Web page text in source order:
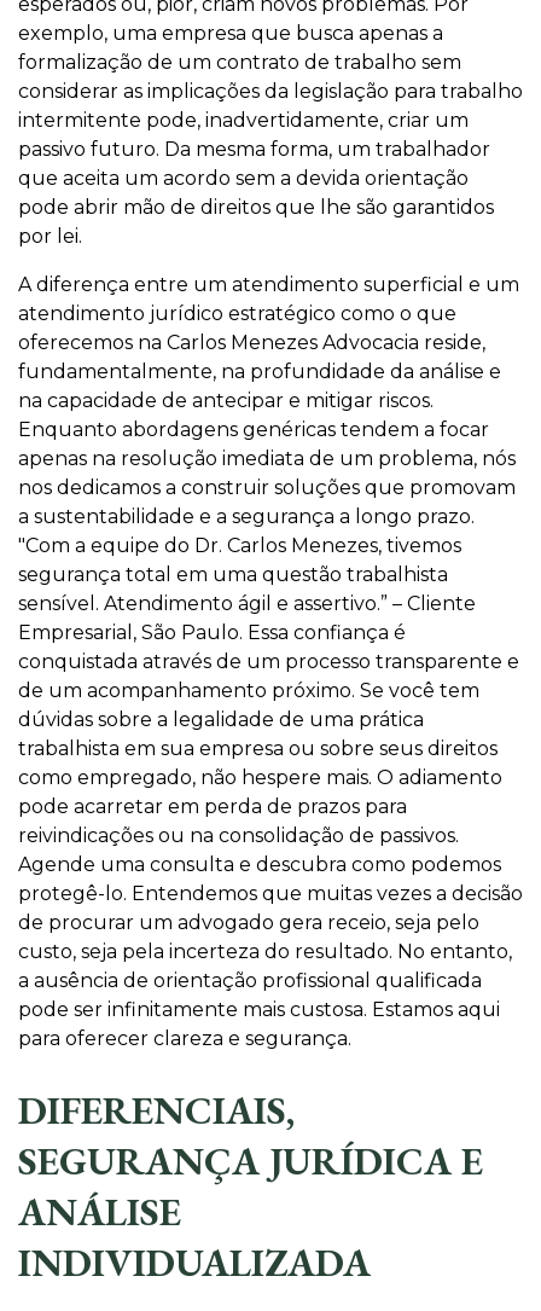
exemplo, uma empresa que busca apenas a
formalização de um contrato de trabalho sem
considerar as implicações da legislação para trabalho
intermitente pode, inadvertidamente, criar um
passivo futuro. Da mesma forma, um trabalhador
que aceita um acordo sem a devida orientação
pode abrir mão de direitos que lhe são garantidos
por lei.
A diferença entre um atendimento superficial e um
atendimento jurídico estratégico como o que
oferecemos na Carlos Menezes Advocacia reside,
fundamentalmente, na profundidade da análise e
na capacidade de antecipar e mitigar riscos.
Enquanto abordagens genéricas tendem a focar
apenas na resolução imediata de um problema, nós
nos dedicamos a construir soluções que promovam
a sustentabilidade e a segurança a longo prazo.
"Com a equipe do Dr. Carlos Menezes, tivemos
segurança total em uma questão trabalhista
sensível. Atendimento ágil e assertivo.” – Cliente
Empresarial, São Paulo. Essa confiança é
conquistada através de um processo transparente e
de um acompanhamento próximo. Se você tem
dúvidas sobre a legalidade de uma prática
trabalhista em sua empresa ou sobre seus direitos
como empregado, não hespere mais. O adiamento
pode acarretar em perda de prazos para
reivindicações ou na consolidação de passivos.
Agende uma consulta e descubra como podemos
protegê-lo. Entendemos que muitas vezes a decisão
de procurar um advogado gera receio, seja pelo
custo, seja pela incerteza do resultado. No entanto,
a ausência de orientação profissional qualificada
pode ser infinitamente mais custosa. Estamos aqui
para oferecer clareza e segurança.
DIFERENCIAIS,
SEGURANÇA JURÍDICA E
ANÁLISE
INDIVIDUALIZADA